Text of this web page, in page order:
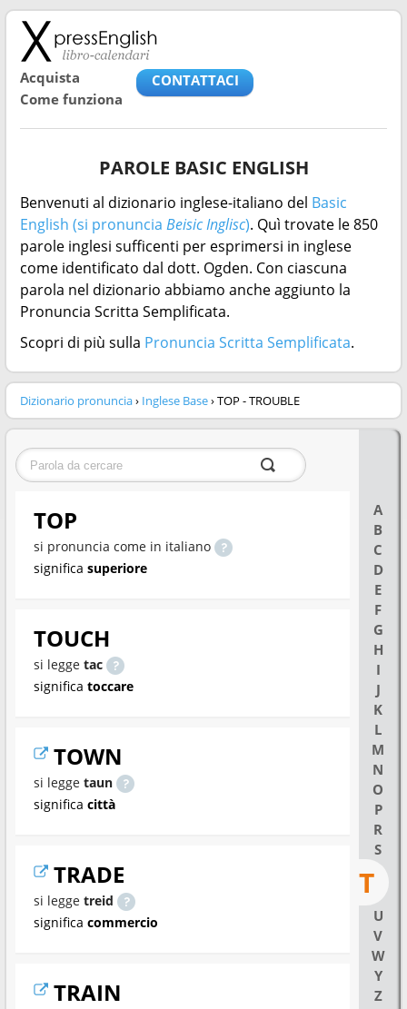
Acquista
Come funziona
CONTATTACI
PAROLE BASIC ENGLISH
Benvenuti al dizionario inglese-italiano del Basic
English (si pronuncia Beisic Inglisc). Quì trovate le 850
parole inglesi sufficenti per esprimersi in inglese
come identificato dal dott. Ogden. Con ciascuna
parola nel dizionario abbiamo anche aggiunto la
Pronuncia Scritta Semplificata.
Scopri di più sulla Pronuncia Scritta Semplificata.
Dizionario pronuncia› Inglese Base› TOP - TROUBLE
A
B
C
D
E
F
G
H
I
J
K
L
M
N
O
P
R
S
T
U
V
W
Y
Z
TOP
si pronuncia come in italiano
significa superiore
TOUCH
si legge tac
significa toccare
TOWN
si legge taun
significa città
TRADE
si legge treid
significa commercio
TRAIN